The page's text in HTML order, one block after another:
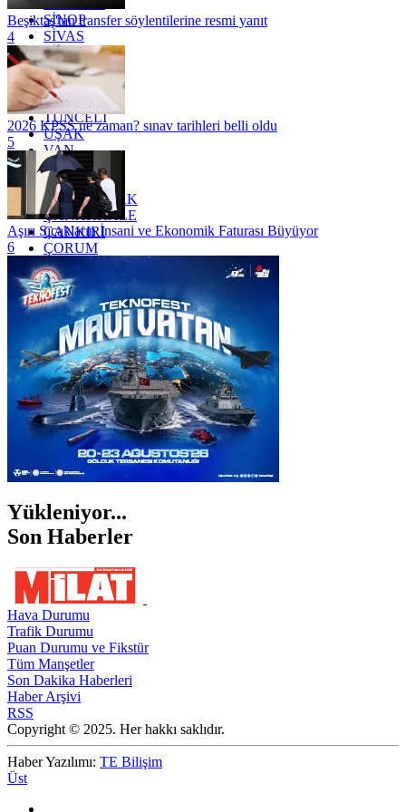
SİNOP
SİVAS
SİİRT
TEKİRDAĞ
TOKAT
TRABZON
TUNCELİ
UŞAK
VAN
YALOVA
YOZGAT
ZONGULDAK
ÇANAKKALE
ÇANKIRI
ÇORUM
İSTANBUL
İZMİR
ŞANLIURFA
ŞIRNAK
Beşiktaş'tan transfer söylentilerine resmi yanıt
4
2026 KPSS ne zaman? sınav tarihleri belli oldu
5
Aşırı Sıcakların İnsani ve Ekonomik Faturası Büyüyor
6
Yükleniyor...
Son Haberler
Hava Durumu
Trafik Durumu
Puan Durumu ve Fikstür
Tüm Manşetler
Son Dakika Haberleri
Haber Arşivi
RSS
Copyright © 2025. Her hakkı saklıdır.
Haber Yazılımı: TE Bilişim
Üst